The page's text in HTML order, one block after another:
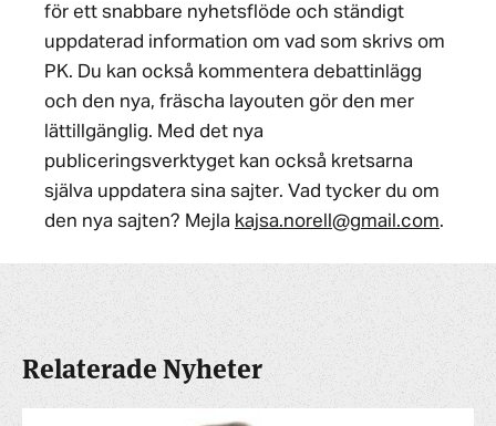
för ett snabbare nyhetsflöde och ständigt
uppdaterad information om vad som skrivs om
PK. Du kan också kommentera debattinlägg
och den nya, fräscha layouten gör den mer
lättillgänglig. Med det nya
publiceringsverktyget kan också kretsarna
själva uppdatera sina sajter. Vad tycker du om
den nya sajten? Mejla kajsa.norell@gmail.com.
Relaterade Nyheter